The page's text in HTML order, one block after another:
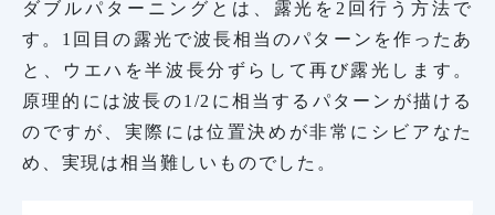
ダブルパターニングとは、露光を2回行う方法で
す。1回目の露光で波長相当のパターンを作ったあ
と、ウエハを半波長分ずらして再び露光します。
原理的には波長の1/2に相当するパターンが描ける
のですが、実際には位置決めが非常にシビアなた
め、実現は相当難しいものでした。